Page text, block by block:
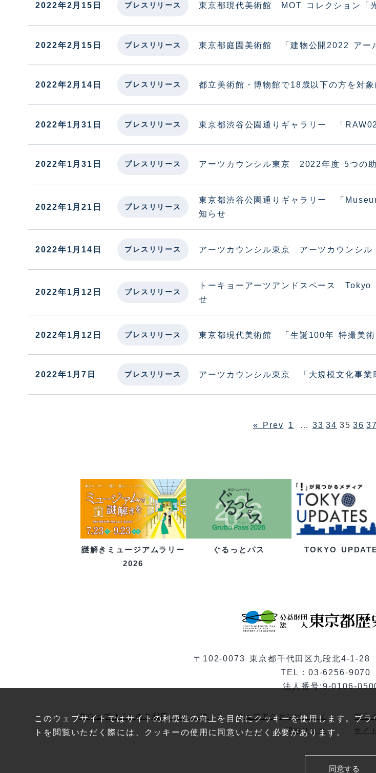
このウェブサイトではサイトの利便性の向上を目的にクッキーを使用します。ブ
トを閲覧いただく際には、クッキーの使用に同意いただく必要があります。
同意する
2022年2月15日 プレスリリース 東京都現代美術館 MOT コレクション「
2022年2月15日 プレスリリース 東京都庭園美術館 「建物公開2022 アー
2022年2月14日 プレスリリース 都立美術館・博物館で18歳以下の方を対
2022年1月31日 プレスリリース 東京都渋谷公園通りギャラリー 「
2022年1月31日 プレスリリース アーツカウンシル東京 2022年度 5つの
2022年1月21日 プレスリリース
東京都渋谷公園通りギャラリー 「
知らせ
2022年1月14日 プレスリリース アーツカウンシル東京 アーツカウンシル
2022年1月12日 プレスリリース
トーキョーアーツアンドスペース
せ
2022年1月12日 プレスリリース 東京都現代美術館 「生誕100年 特撮美
2022年1月7日 プレスリリース アーツカウンシル東京 「大規模文化事業
« Prev 1 … 33 34 35 36 37
謎解きミュージアムラリー
2026
ぐるっとパス TOKYO
〒102-0073 東京都千代田区九段北4-1-28
TEL：03-6256-9070
法人番号:9-0106-
本ウェブサイトのご利用にあたって ウェブアクセシビリティ プラ
関連リンク
サイ